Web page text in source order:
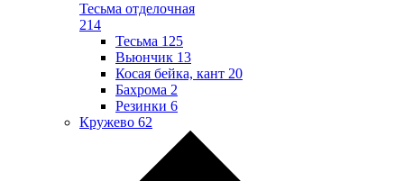
Тесьма отделочная
214
Тесьма 125
Вьюнчик 13
Косая бейка, кант 20
Бахрома 2
Резинки 6
Кружево 62